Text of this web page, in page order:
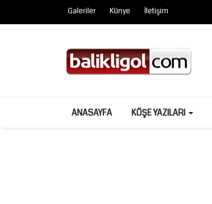
Galeriler Künye İletişim
ANASAYFA KÖŞE YAZILARI